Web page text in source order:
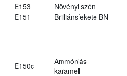
E153
Növényi szén
E151
Brilliánsfekete BN
E150c
Ammóniás
karamell